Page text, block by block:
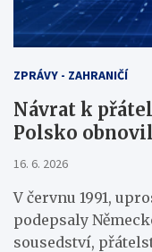
ZPRÁVY - ZAHRANIČÍ
Návrat k
Polsko
16. 6. 2026
V červnu 1991,
podepsaly
sousedství,